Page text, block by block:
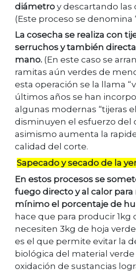
diámetro y descartando las
(Este proceso se denomina
La cosecha se realiza con
serruchos y también
mano. (En este caso se
ramitas aún verdes de
esta operación se la llama
últimos años se han
algunas modernas “tijeras
disminuyen el esfuerzo del
asimismo aumenta la
calidad del corte.
Sapecado y secado de la
En estos procesos se
fuego directo y al calor para
mínimo el porcentaje de
hace que para producir 1kg
necesiten 3kg de hoja
es el que permite evitar la
biológica del material verde
oxidación de sustancias